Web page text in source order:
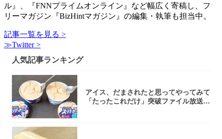
ル』、『FNNプライムオンライン』など幅広く寄稿し、フ
リーマガジン『BizHintマガジン』の編集・執筆も担当中。
記事一覧を見る >
≫Twitter >
人気記事ランキング
アイス、だまされたと思ってやってみて
「たったこれだけ」突破ファイル放送で